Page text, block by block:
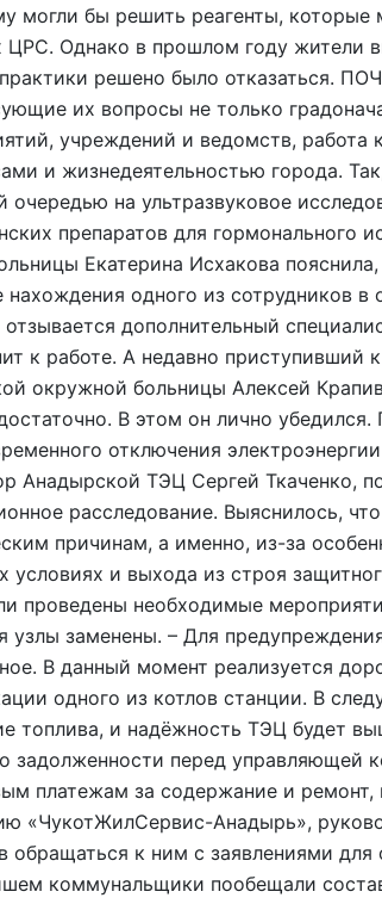
могли бы решить реагенты,
ЦРС. Однако в прошлом году жители
решено было отказаться.
их вопросы не только
учреждений и ведомств, работа
и жизнедеятельностью города.
очередью на ультразвуковое
препаратов для гормонального
Екатерина Исхакова
нахождения одного из сотрудников
отзывается дополнительный
к работе. А недавно приступивший
окружной больницы Алексей
В этом он лично
отключения
Анадырской ТЭЦ Сергей Ткаченко,
расследование. Выяснилось,
причинам, а именно, из-за
условиях и выхода из строя
проведены необходимые
узлы заменены. – Для
В данный момент реализуется
одного из котлов станции. В
топлива, и надёжность ТЭЦ будет
задолженности перед управляющей
платежам за содержание и
«ЧукотЖилСервис-Анадырь»,
обращаться к ним с заявлениями
коммунальщики пообещали